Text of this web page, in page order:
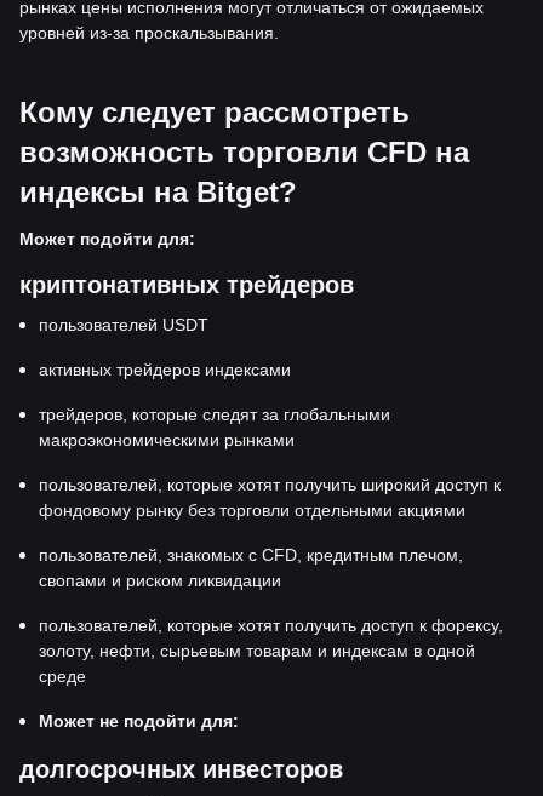
рынках цены исполнения могут отличаться от ожидаемых
уровней из-за проскальзывания.
Кому следует рассмотреть
возможность торговли CFD на
индексы на Bitget?
Может подойти для:
криптонативных трейдеров
пользователей USDT
активных трейдеров индексами
трейдеров, которые следят за глобальными
макроэкономическими рынками
пользователей, которые хотят получить широкий доступ к
фондовому рынку без торговли отдельными акциями
пользователей, знакомых с CFD, кредитным плечом,
свопами и риском ликвидации
пользователей, которые хотят получить доступ к форексу,
золоту, нефти, сырьевым товарам и индексам в одной
среде
Может не подойти для:
долгосрочных инвесторов